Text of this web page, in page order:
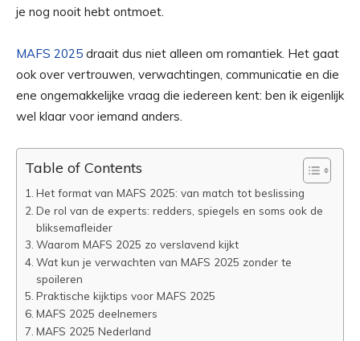
je nog nooit hebt ontmoet.
MAFS 2025 draait dus niet alleen om romantiek. Het gaat
ook over vertrouwen, verwachtingen, communicatie en die
ene ongemakkelijke vraag die iedereen kent: ben ik eigenlijk
wel klaar voor iemand anders.
Table of Contents
Het format van MAFS 2025: van match tot beslissing
De rol van de experts: redders, spiegels en soms ook de
bliksemafleider
Waarom MAFS 2025 zo verslavend kijkt
Wat kun je verwachten van MAFS 2025 zonder te
spoileren
Praktische kijktips voor MAFS 2025
MAFS 2025 deelnemers
MAFS 2025 Nederland